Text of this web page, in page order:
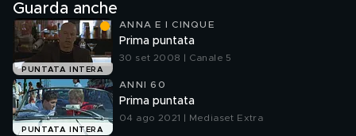
Guarda anche
PUNTATA INTERA
ANNA E I CINQUE
Prima puntata
30 set 2008 | Canale 5
PUNTATA INTERA
ANNI 60
Prima puntata
04 ago 2021 | Mediaset Extra